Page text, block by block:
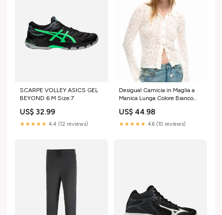
SCARPE VOLLEY ASICS GEL
BEYOND 6 M Size:7
US$ 32.99
★★★★★ 4.4 (12 reviews)
Desigual Camicia in Maglia a
Manica Lunga Colore Bianco
US$ 44.98
★★★★★ 4.6 (10 reviews)